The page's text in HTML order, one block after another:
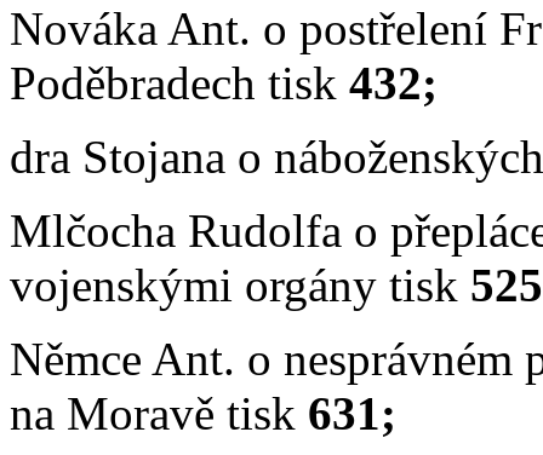
Nováka Ant. o postřelení
Poděbradech tisk 432;
dra Stojana o
Mlčocha Rudolfa o
vojenskými orgány tisk
Němce Ant. o nesprávném
na Moravě tisk 631;